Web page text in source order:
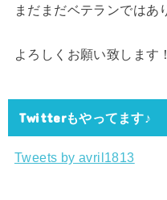
まだまだベテランではあ
よろしくお願い致します
Twitterもやってます♪
Tweets by avril1813